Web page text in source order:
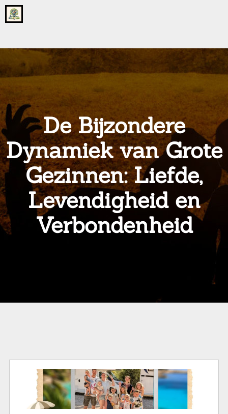
Go
to
page
onsgrotegezin.nl
De Bijzondere
Dynamiek van Grote
Gezinnen: Liefde,
Levendigheid en
Verbondenheid